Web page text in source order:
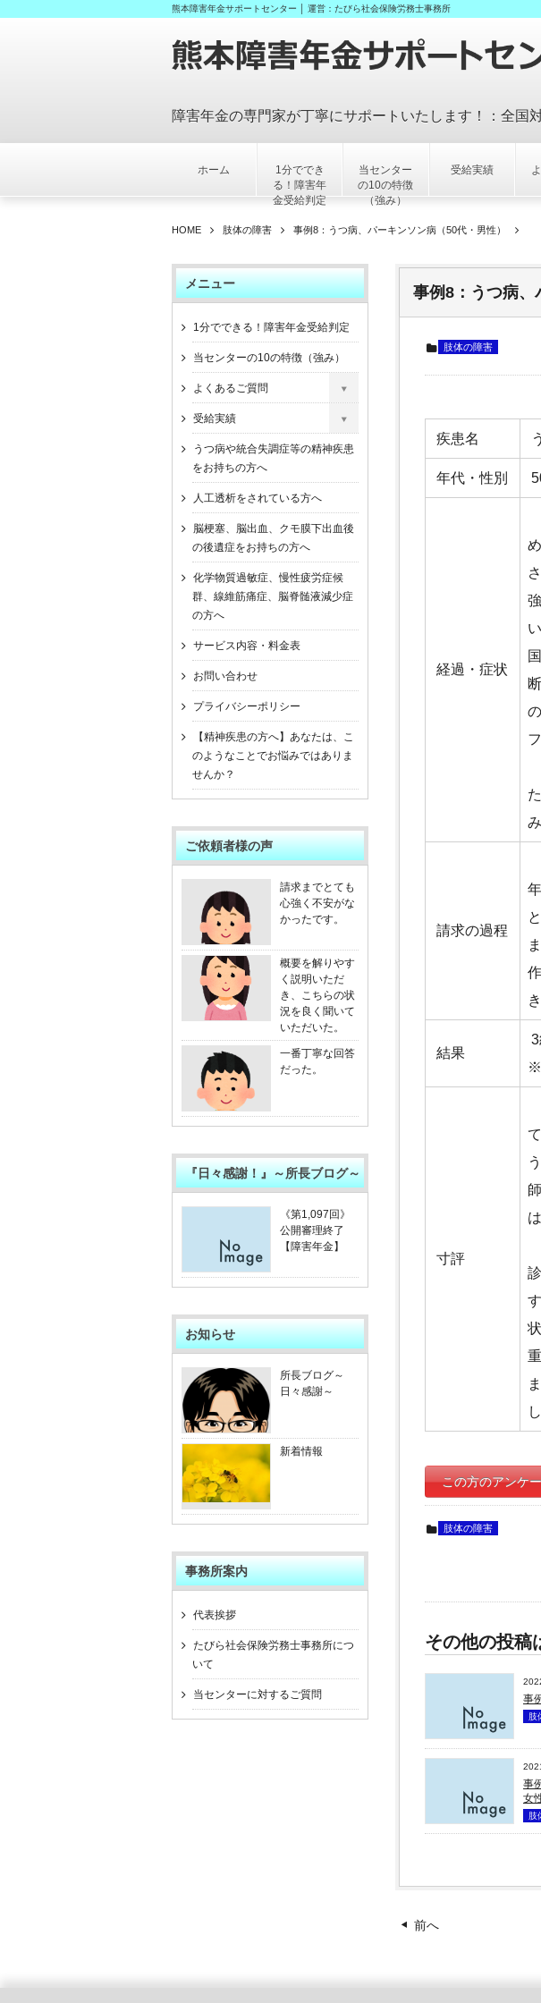
熊本障害年金サポートセンター │ 運営：たびら社会保険労務士事務所
障害年金の専門家が丁寧にサポートいたします！：全国
ホーム
1分ででき
る！障害年
金受給判定
当センター
の10の特徴
（強み）
受給実績
HOME 肢体の障害 事例8：うつ病、パーキンソン病（50代・男性）
事例8：うつ病、
肢体の障害
疾患名
年代・性別
経過・症状
請求の過程
結果
※
寸評
この方のアンケ
肢体の障害
その他の投稿
事
肢
事
女
肢
前へ
メニュー
1分でできる！障害年金受給判定
当センターの10の特徴（強み）
よくあるご質問
受給実績
うつ病や統合失調症等の精神疾患
をお持ちの方へ
人工透析をされている方へ
脳梗塞、脳出血、クモ膜下出血後
の後遺症をお持ちの方へ
化学物質過敏症、慢性疲労症候
群、線維筋痛症、脳脊髄液減少症
の方へ
サービス内容・料金表
お問い合わせ
プライバシーポリシー
【精神疾患の方へ】あなたは、こ
のようなことでお悩みではありま
せんか？
ご依頼者様の声
請求までとても
心強く不安がな
かったです。
概要を解りやす
く説明いただ
き、こちらの状
況を良く聞いて
いただいた。
一番丁寧な回答
だった。
『日々感謝！』～所長ブログ～
《第1,097回》
公開審理終了
【障害年金】
お知らせ
所長ブログ～
日々感謝～
新着情報
事務所案内
代表挨拶
たびら社会保険労務士事務所につ
いて
当センターに対するご質問